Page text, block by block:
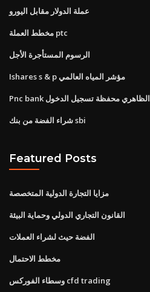
عملة الدولار مقابل اليورو
مخطط العملة ptc
الرسوم المستأجرة الأجل
Ishares s & p مؤشر المياه العالمي
Pnc bank الظاهري محفظة تسجيل الدخول
شراء الفضة من بنك sbi
Featured Posts
مزايا التجارة الدولية المتخصصة
القانون التجاري الدولي وحماية البيئة
الفضة حيث لشراء العملات
مخطط الاحتمال
وسطاء الفوركس cfd trading